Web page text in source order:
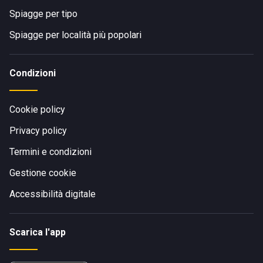
Spiagge per tipo
Spiagge per località più popolari
Condizioni
Cookie policy
Privacy policy
Termini e condizioni
Gestione cookie
Accessibilità digitale
Scarica l'app